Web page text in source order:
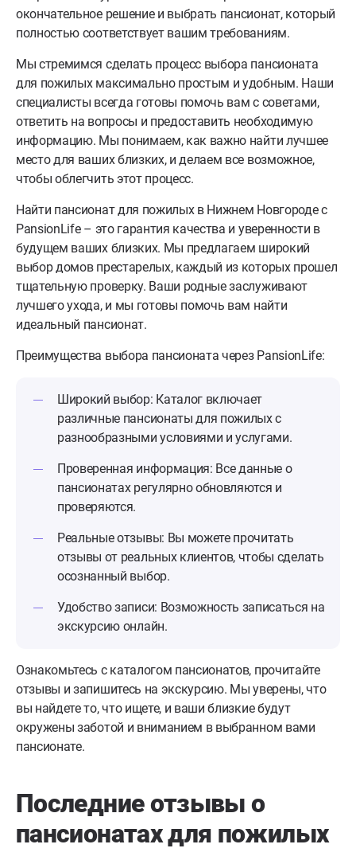
окончательное решение и выбрать пансионат, который
полностью соответствует вашим требованиям.
Мы стремимся сделать процесс выбора пансионата
для пожилых максимально простым и удобным. Наши
специалисты всегда готовы помочь вам с советами,
ответить на вопросы и предоставить необходимую
информацию. Мы понимаем, как важно найти лучшее
место для ваших близких, и делаем все возможное,
чтобы облегчить этот процесс.
Найти пансионат для пожилых в Нижнем Новгороде с
PansionLife – это гарантия качества и уверенности в
будущем ваших близких. Мы предлагаем широкий
выбор домов престарелых, каждый из которых прошел
тщательную проверку. Ваши родные заслуживают
лучшего ухода, и мы готовы помочь вам найти
идеальный пансионат.
Преимущества выбора пансионата через PansionLife:
Широкий выбор: Каталог включает
различные пансионаты для пожилых с
разнообразными условиями и услугами.
Проверенная информация: Все данные о
пансионатах регулярно обновляются и
проверяются.
Реальные отзывы: Вы можете прочитать
отзывы от реальных клиентов, чтобы сделать
осознанный выбор.
Удобство записи: Возможность записаться на
экскурсию онлайн.
Ознакомьтесь с каталогом пансионатов, прочитайте
отзывы и запишитесь на экскурсию. Мы уверены, что
вы найдете то, что ищете, и ваши близкие будут
окружены заботой и вниманием в выбранном вами
пансионате.
Последние отзывы о
пансионатах для пожилых